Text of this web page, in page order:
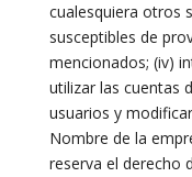
cualesquiera otros
susceptibles de
mencionados; (iv)
utilizar las cuentas
usuarios y
Nombre de la
reserva el derecho